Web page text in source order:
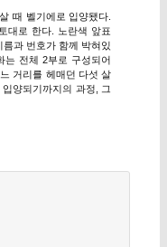
때 벨기에로 입양됐다.
대로 한다. 노란색 앞표
과 번호가 함께 박혀있
는 전체 2부로 구성되어
거리를 헤매던 다섯 살
양되기까지의 과정, 그